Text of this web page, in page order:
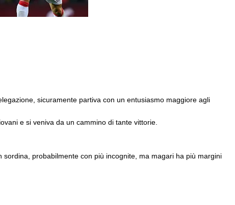
sicuramente partiva con un entusiasmo maggiore agli
e si veniva da un cammino di tante vittorie.
probabilmente con più incognite, ma magari ha più margini